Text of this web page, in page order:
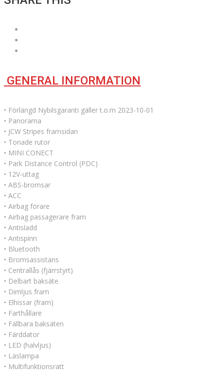
GENERAL INFORMATION
• Förlängd Nybilsgaranti gäller t.o.m 2023-10-01
• Panorama
• JCW Stripes framsidan
• Tonade rutor
• MINI CONECT
• Park Distance Control (PDC)
• 12V-uttag
• ABS-bromsar
• ACC
• Airbag förare
• Airbag passagerare fram
• Antisladd
• Antispinn
• Bluetooth
• Bromsassistans
• Centrallås (fjärrstyrt)
• Delbart baksäte
• Dimljus fram
• Elhissar (fram)
• Farthållare
• Fällbara baksäten
• Färddator
• LED (halvljus)
• Läslampa
• Multifunktionsratt